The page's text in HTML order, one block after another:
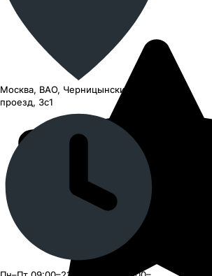
Москва, ВАО, Черницынский
проезд, 3с1